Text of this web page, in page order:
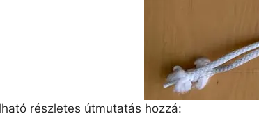
részletes útmutatás hozzá: